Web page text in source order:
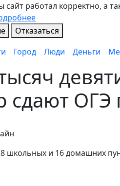
работал корректно, а
Отказаться
Город Люди Деньги
сдают ОГЭ
школьных и 16 домашних